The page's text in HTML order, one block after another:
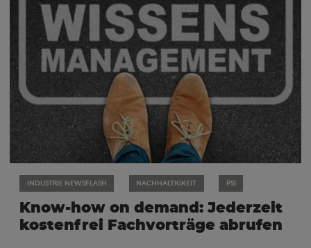
INDUSTRIE NEWSFLASH NACHHALTIGKEIT PSI
Know-how on demand: Jederzeit
kostenfrei Fachvorträge abrufen